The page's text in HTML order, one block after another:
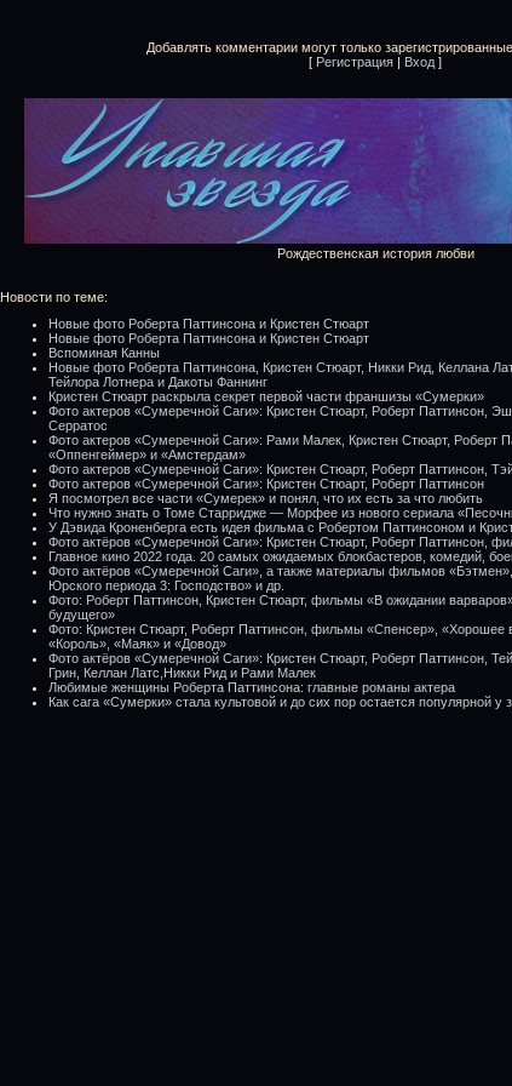
Добавлять комментарии могут только
[ Регистрация | Вход ]
Рождественская история любви
Новости по теме:
Новые фото Роберта Паттинсона и Кристен Стюарт
Новые фото Роберта Паттинсона и Кристен Стюарт
Вспоминая Канны
Новые фото Роберта Паттинсона, Кристен Стюарт, Никки Рид, Келлана
Тейлора Лотнера и Дакоты Фаннинг
Кристен Стюарт раскрыла секрет первой части франшизы «Сумерки»
Фото актеров «Сумеречной Саги»: Кристен Стюарт, Роберт Паттинсон,
Серратос
Фото актеров «Сумеречной Саги»: Рами Малек, Кристен Стюарт, Роберт
«Оппенгеймер» и «Амстердам»
Фото актеров «Сумеречной Саги»: Кристен Стюарт, Роберт Паттинсон,
Фото актеров «Сумеречной Саги»: Кристен Стюарт, Роберт Паттинсон
Я посмотрел все части «Сумерек» и понял, что их есть за что любить
Что нужно знать о Томе Старридже — Морфее из нового сериала
У Дэвида Кроненберга есть идея фильма с Робертом Паттинсоном и
Фото актёров «Сумеречной Саги»: Кристен Стюарт, Роберт Паттинсон,
Главное кино 2022 года. 20 самых ожидаемых блокбастеров, комедий,
Фото актёров «Сумеречной Саги», а также материалы фильмов
Юрского периода 3: Господство» и др.
Фото: Роберт Паттинсон, Кристен Стюарт, фильмы «В ожидании
будущего»
Фото: Кристен Стюарт, Роберт Паттинсон, фильмы «Спенсер»,
«Король», «Маяк» и «Довод»
Фото актёров «Сумеречной Саги»: Кристен Стюарт, Роберт Паттинсон,
Грин, Келлан Латс,Никки Рид и Рами Малек
Любимые женщины Роберта Паттинсона: главные романы актера
Как сага «Сумерки» стала культовой и до сих пор остается популярной у